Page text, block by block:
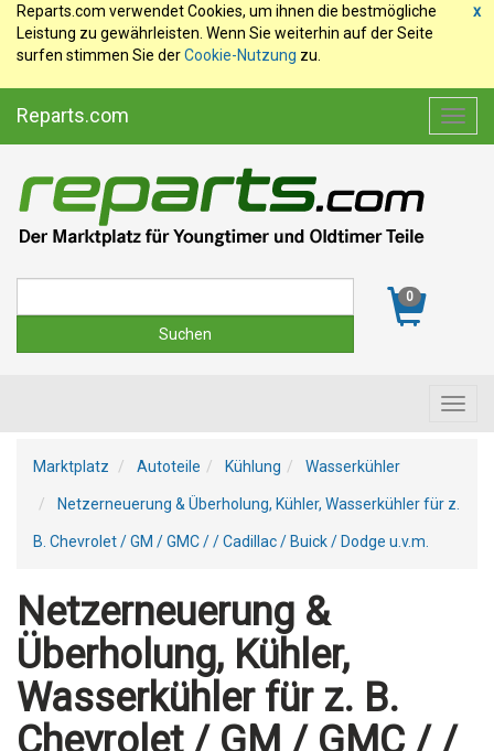
x
Reparts.com verwendet Cookies, um ihnen die bestmögliche
Leistung zu gewährleisten. Wenn Sie weiterhin auf der Seite
surfen stimmen Sie derCookie-Nutzung zu.
Reparts.com
0
Marktplatz Autoteile Kühlung Wasserkühler
Netzerneuerung & Überholung, Kühler, Wasserkühler für z.
B. Chevrolet / GM / GMC / / Cadillac / Buick / Dodge u.v.m.
Netzerneuerung &
Überholung, Kühler,
Wasserkühler für z. B.
Chevrolet / GM / GMC / /